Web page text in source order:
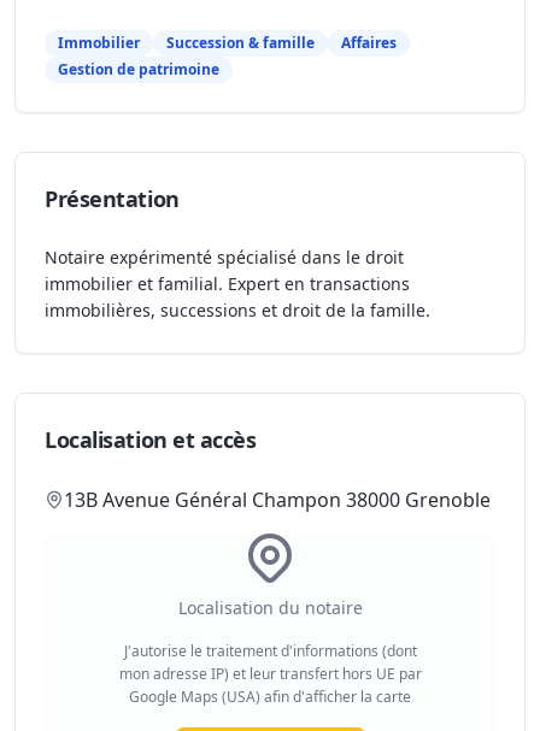
Immobilier Succession & famille
Affaires
Gestion de patrimoine
Présentation
Notaire expérimenté spécialisé dans le droit
immobilier et familial. Expert en transactions
immobilières, successions et droit de la famille.
Localisation et accès
13B Avenue Général Champon 38000 Grenoble
Localisation du notaire
J'autorise le traitement d'informations (dont
mon adresse IP) et leur transfert hors UE par
Google Maps (USA) afin d'afficher la carte